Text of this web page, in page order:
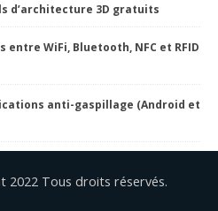
d’architecture 3D gratuits
WiFi, Bluetooth, NFC et RFID
anti-gaspillage (Android et
2022 Tous droits réservés.